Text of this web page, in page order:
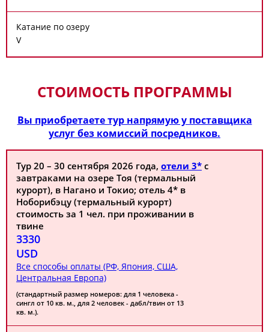
Катание по озеру
V
СТОИМОСТЬ ПРОГРАММЫ
Вы приобретаете тур напрямую у поставщика
услуг без комиссий посредников.
Тур 20 – 30 сентября 2026 года, отели 3* с
завтраками на озере Тоя (термальный
курорт), в Нагано и Токио; отель 4* в
Ноборибэцу (термальный курорт)
стоимость за 1 чел. при проживании в
твине
3330
USD
Все способы оплаты (РФ, Япония, США,
Центральная Европа)
(стандартный размер номеров: для 1 человека -
сингл от 10 кв. м., для 2 человек - дабл/твин от 13
кв. м.).